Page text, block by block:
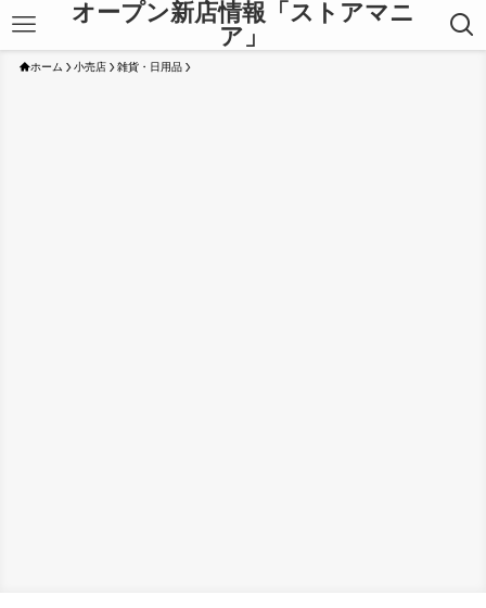
オープン新店情報「ストアマニ
ア」
ホーム 小売店 雑貨・日用品